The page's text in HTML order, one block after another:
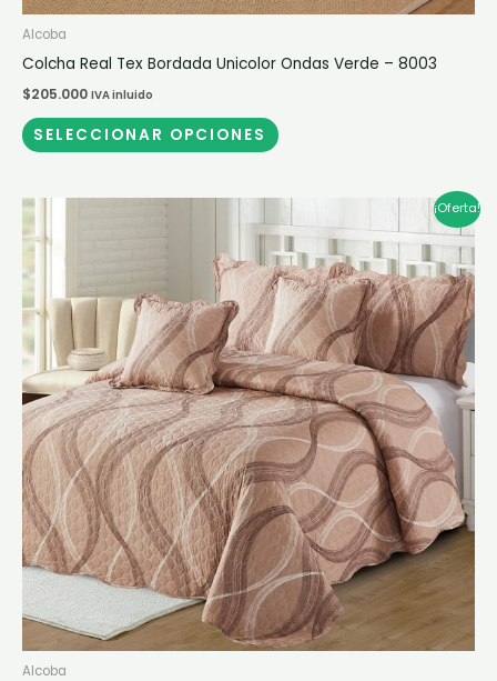
Alcoba
Colcha Real Tex Bordada Unicolor Ondas Verde – 8003
$205.000 IVA inluido
SELECCIONAR OPCIONES
¡Oferta!
Alcoba
Rango
de
precios:
$100.000
$245.000
producto
tiene
múltiples
variantes.
Las
opciones
se
pueden
elegir
en
la
página
de
producto